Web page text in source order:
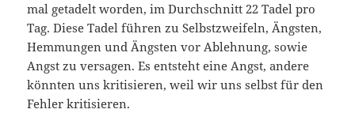
mal getadelt worden, im Durchschnitt 22 Tadel pro
Tag. Diese Tadel führen zu Selbstzweifeln, Ängsten,
Hemmungen und Ängsten vor Ablehnung, sowie
Angst zu versagen. Es entsteht eine Angst, andere
könnten uns kritisieren, weil wir uns selbst für den
Fehler kritisieren.